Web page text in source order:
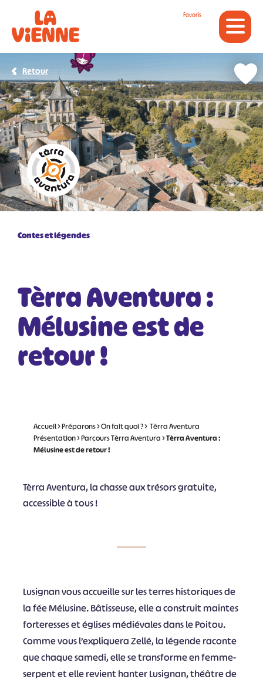
Favoris
Contes et légendes
Tèrra Aventura :
Mélusine est de
retour !
Retour
Accueil>Préparons>On fait quoi ?> Tèrra Aventura
Présentation>Parcours Tèrra Aventura>Tèrra Aventura :
Mélusine est de retour !
Tèrra Aventura, la chasse aux trésors gratuite,
accessible à tous !
Lusignan vous accueille sur les terres historiques de
la fée Mélusine. Bâtisseuse, elle a construit maintes
forteresses et églises médiévales dans le Poitou.
Comme vous l’expliquera Zellé, la légende raconte
que chaque samedi, elle se transforme en femme-
serpent et elle revient hanter Lusignan, théâtre de